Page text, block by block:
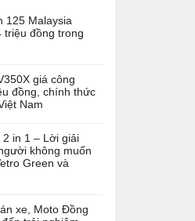
125 Malaysia
triệu đồng trong
giá công
đồng, chính thức
Nam
2 in 1 – Lời giải
không muốn
Green và
xe, Moto Đồng